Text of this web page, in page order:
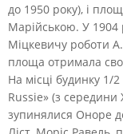
до 1950 року), і
Марійською. У 1904
Міцкевичу роботи
площа отримала
На місці будинку 1/
Russie» (з середини
зупинялися Оноре